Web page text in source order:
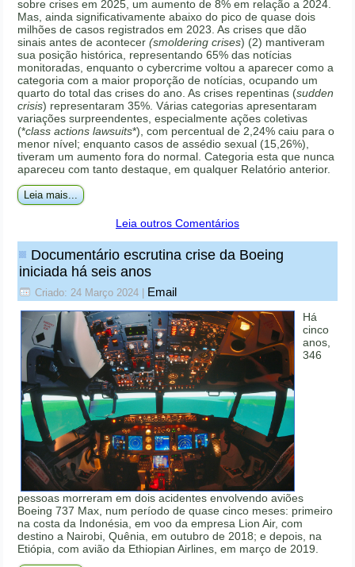
sobre crises em 2025, um aumento de 8% em relação a 2024.
Mas, ainda significativamente abaixo do pico de quase dois
milhões de casos registrados em 2023. As crises que dão
sinais antes de acontecer(smoldering crises) (2) mantiveram
sua posição histórica, representando 65% das notícias
monitoradas, enquanto o cybercrime voltou a aparecer como a
categoria com a maior proporção de notícias, ocupando um
quarto do total das crises do ano. As crises repentinas (sudden
crisis) representaram 35%. Várias categorias apresentaram
variações surpreendentes, especialmente ações coletivas
(*class actions lawsuits*), com percentual de 2,24% caiu para o
menor nível; enquanto casos de assédio sexual (15,26%),
tiveram um aumento fora do normal. Categoria esta que nunca
apareceu com tanto destaque, em qualquer Relatório anterior.
Leia mais...
Leia outros Comentários
Documentário escrutina crise da Boeing
iniciada há seis anos
Criado: 24 Março 2024 Email
Há
cinco
anos,
346
pessoas morreram em dois acidentes envolvendo aviões
Boeing 737 Max, num período de quase cinco meses: primeiro
na costa da Indonésia, em voo da empresa Lion Air, com
destino a Nairobi, Quênia, em outubro de 2018; e depois, na
Etiópia, com avião da Ethiopian Airlines, em março de 2019.